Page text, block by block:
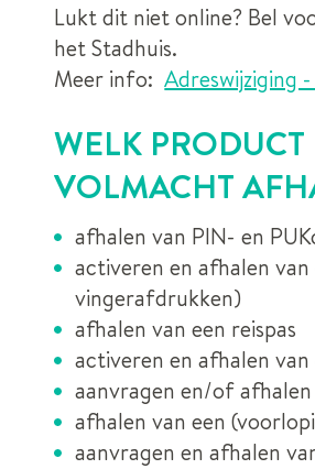
Lukt dit niet online? Bel
het Stadhuis.
Meer info:Adreswijziging
WELK
VOLMACHT
afhalen van PIN- en
activeren en afhalen
vingerafdrukken)
afhalen van een reispas
activeren en afhalen van
aanvragen en/of
afhalen van een
aanvragen en afhalen